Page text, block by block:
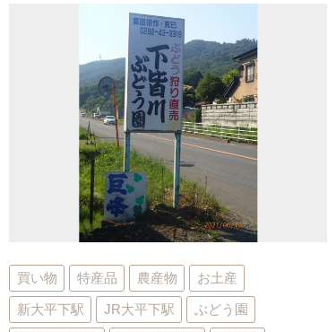
買い物 特産品 農産物 お土産
新大平下駅 JR大平下駅 ぶどう園